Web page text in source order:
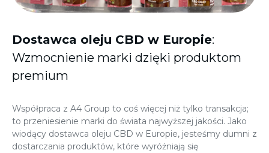
Dostawca oleju CBD w Europie:
Wzmocnienie marki dzięki produktom
premium
Współpraca z A4 Group to coś więcej niż tylko transakcja;
to przeniesienie marki do świata najwyższej jakości. Jako
wiodący dostawca oleju CBD w Europie, jesteśmy dumni z
dostarczania produktów, które wyróżniają się